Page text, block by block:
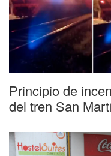
Principio de
del tren San